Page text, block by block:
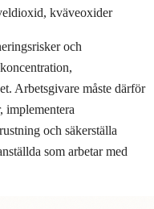
kväveoxider
och
Arbetsgivare måste därför
implementera
och säkerställa
som arbetar med